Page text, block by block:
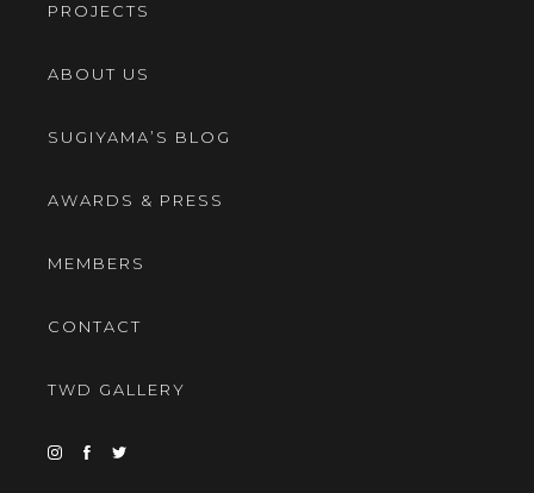
PROJECTS
ABOUT US
SUGIYAMA’S BLOG
AWARDS & PRESS
MEMBERS
CONTACT
TWD GALLERY